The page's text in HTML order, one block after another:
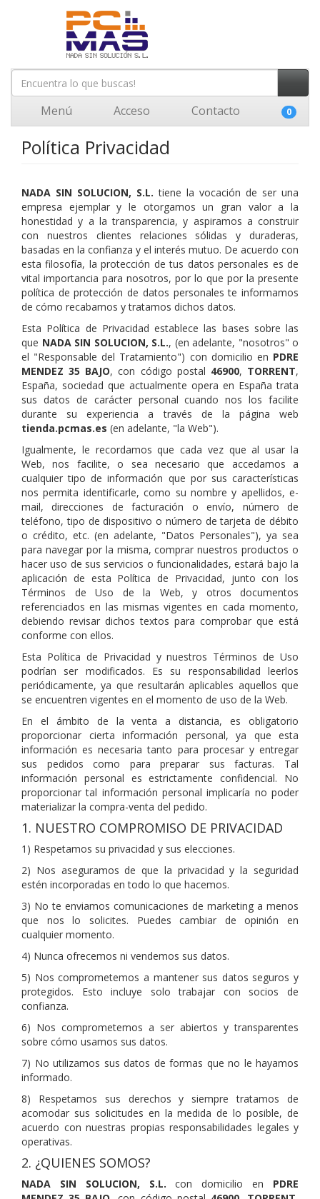
Menú Acceso Contacto 0
Política Privacidad
NADA SIN SOLUCION, S.L. tiene la vocación de ser una
empresa ejemplar y le otorgamos un gran valor a la
honestidad y a la transparencia, y aspiramos a construir
con nuestros clientes relaciones sólidas y duraderas,
basadas en la confianza y el interés mutuo. De acuerdo con
esta filosofía, la protección de tus datos personales es de
vital importancia para nosotros, por lo que por la presente
política de protección de datos personales te informamos
de cómo recabamos y tratamos dichos datos.
Esta Política de Privacidad establece las bases sobre las
que NADA SIN SOLUCION, S.L., (en adelante, "nosotros" o
el "Responsable del Tratamiento") con domicilio en PDRE
MENDEZ 35 BAJO, con código postal 46900, TORRENT,
España, sociedad que actualmente opera en España trata
sus datos de carácter personal cuando nos los facilite
durante su experiencia a través de la página web
tienda.pcmas.es (en adelante, "la Web").
Igualmente, le recordamos que cada vez que al usar la
Web, nos facilite, o sea necesario que accedamos a
cualquier tipo de información que por sus características
nos permita identificarle, como su nombre y apellidos, e-
mail, direcciones de facturación o envío, número de
teléfono, tipo de dispositivo o número de tarjeta de débito
o crédito, etc. (en adelante, "Datos Personales"), ya sea
para navegar por la misma, comprar nuestros productos o
hacer uso de sus servicios o funcionalidades, estará bajo la
aplicación de esta Política de Privacidad, junto con los
Términos de Uso de la Web, y otros documentos
referenciados en las mismas vigentes en cada momento,
debiendo revisar dichos textos para comprobar que está
conforme con ellos.
Esta Política de Privacidad y nuestros Términos de Uso
podrían ser modificados. Es su responsabilidad leerlos
periódicamente, ya que resultarán aplicables aquellos que
se encuentren vigentes en el momento de uso de la Web.
En el ámbito de la venta a distancia, es obligatorio
proporcionar cierta información personal, ya que esta
información es necesaria tanto para procesar y entregar
sus pedidos como para preparar sus facturas. Tal
información personal es estrictamente confidencial. No
proporcionar tal información personal implicaría no poder
materializar la compra-venta del pedido.
1. NUESTRO COMPROMISO DE PRIVACIDAD
1) Respetamos su privacidad y sus elecciones.
2) Nos aseguramos de que la privacidad y la seguridad
estén incorporadas en todo lo que hacemos.
3) No te enviamos comunicaciones de marketing a menos
que nos lo solicites. Puedes cambiar de opinión en
cualquier momento.
4) Nunca ofrecemos ni vendemos sus datos.
5) Nos comprometemos a mantener sus datos seguros y
protegidos. Esto incluye solo trabajar con socios de
confianza.
6) Nos comprometemos a ser abiertos y transparentes
sobre cómo usamos sus datos.
7) No utilizamos sus datos de formas que no le hayamos
informado.
8) Respetamos sus derechos y siempre tratamos de
acomodar sus solicitudes en la medida de lo posible, de
acuerdo con nuestras propias responsabilidades legales y
operativas.
2. ¿QUIENES SOMOS?
NADA SIN SOLUCION, S.L. con domicilio en PDRE